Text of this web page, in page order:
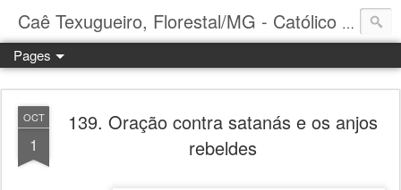
Caê Texugueiro, Florestal/MG - Católico Praticante
Pages
OCT
1
139. Oração contra satanás e os anjos
rebeldes